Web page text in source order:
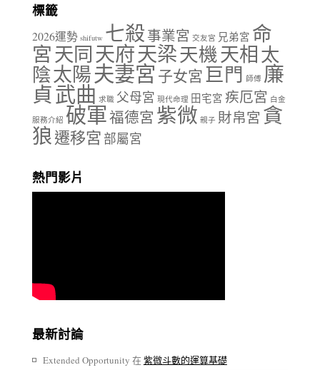
標籤
2026運勢 shifutw 七殺事業宮 交友宮 兄弟宮 命
宮天同天府天梁天機天相太
陰太陽夫妻宮 子女宮巨門 師傅 廉
貞武曲 求職 父母宮 現代命理 田宅宮 疾厄宮 白金
服務介紹 破軍福德宮 紫微 親子 財帛宮 貪
狼遷移宮 部屬宮
熱門影片
最新討論
Extended Opportunity 在紫微斗數的運算基礎